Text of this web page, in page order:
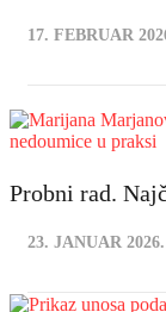
17. FEBRUAR
Probni rad.
23. JANUAR 2026.